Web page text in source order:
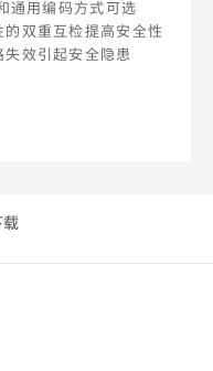
通用编码方式可选
双重互检提高安全性
效引起安全隐患